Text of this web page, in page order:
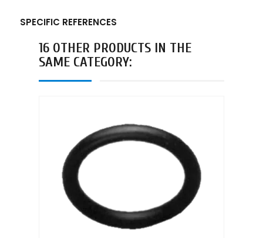
SPECIFIC REFERENCES
16 OTHER PRODUCTS IN THE
SAME CATEGORY: